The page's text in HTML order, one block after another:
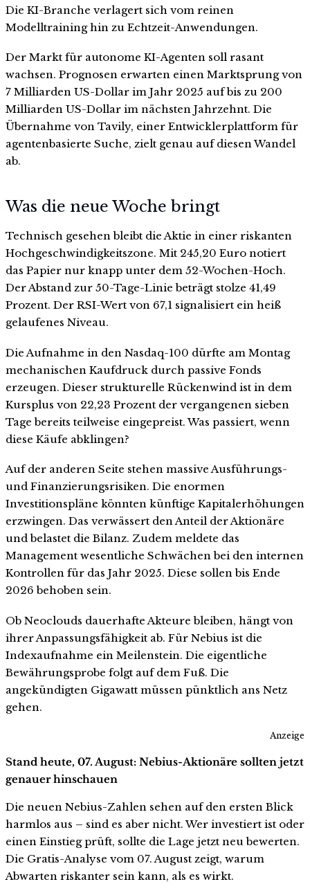
Die KI-Branche verlagert sich vom reinen
Modelltraining hin zu Echtzeit-Anwendungen.
Der Markt für autonome KI-Agenten soll rasant
wachsen. Prognosen erwarten einen Marktsprung von
7 Milliarden US-Dollar im Jahr 2025 auf bis zu 200
Milliarden US-Dollar im nächsten Jahrzehnt. Die
Übernahme von Tavily, einer Entwicklerplattform für
agentenbasierte Suche, zielt genau auf diesen Wandel
ab.
Was die neue Woche bringt
Technisch gesehen bleibt die Aktie in einer riskanten
Hochgeschwindigkeitszone. Mit 245,20 Euro notiert
das Papier nur knapp unter dem 52-Wochen-Hoch.
Der Abstand zur 50-Tage-Linie beträgt stolze 41,49
Prozent. Der RSI-Wert von 67,1 signalisiert ein heiß
gelaufenes Niveau.
Die Aufnahme in den Nasdaq-100 dürfte am Montag
mechanischen Kaufdruck durch passive Fonds
erzeugen. Dieser strukturelle Rückenwind ist in dem
Kursplus von 22,23 Prozent der vergangenen sieben
Tage bereits teilweise eingepreist. Was passiert, wenn
diese Käufe abklingen?
Auf der anderen Seite stehen massive Ausführungs-
und Finanzierungsrisiken. Die enormen
Investitionspläne könnten künftige Kapitalerhöhungen
erzwingen. Das verwässert den Anteil der Aktionäre
und belastet die Bilanz. Zudem meldete das
Management wesentliche Schwächen bei den internen
Kontrollen für das Jahr 2025. Diese sollen bis Ende
2026 behoben sein.
Ob Neoclouds dauerhafte Akteure bleiben, hängt von
ihrer Anpassungsfähigkeit ab. Für Nebius ist die
Indexaufnahme ein Meilenstein. Die eigentliche
Bewährungsprobe folgt auf dem Fuß. Die
angekündigten Gigawatt müssen pünktlich ans Netz
gehen.
Anzeige
Stand heute, 07. August: Nebius-Aktionäre sollten jetzt
genauer hinschauen
Die neuen Nebius-Zahlen sehen auf den ersten Blick
harmlos aus – sind es aber nicht. Wer investiert ist oder
einen Einstieg prüft, sollte die Lage jetzt neu bewerten.
Die Gratis-Analyse vom 07. August zeigt, warum
Abwarten riskanter sein kann, als es wirkt.